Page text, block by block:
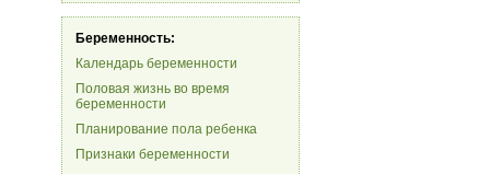
Беременность:
Календарь беременности
Половая жизнь во время
беременности
Планирование пола ребенка
Признаки беременности